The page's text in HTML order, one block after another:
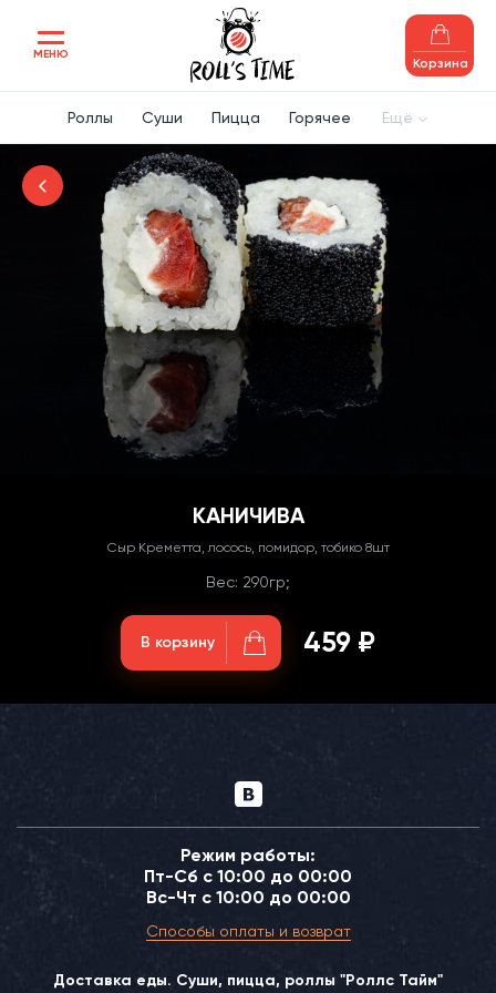
МЕНЮ
Корзина
Роллы Суши Пицца Горячее Ещё
КАНИЧИВА
Сыр Креметта, лосось, помидор, тобико 8шт
Вес: 290гр;
В корзину 459 ₽
Доставка еды. Суши, пицца, роллы "Роллс Тайм"
Режим работы:
Пт-Сб с 10:00 до 00:00
Вс-Чт с 10:00 до 00:00
Способы оплаты и возврат